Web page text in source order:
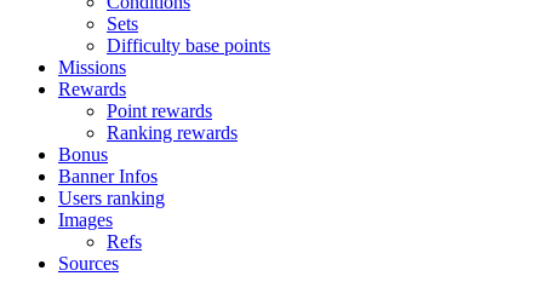
Sets
Difficulty base points
Missions
Rewards
Point rewards
Ranking rewards
Bonus
Banner Infos
Users ranking
Images
Refs
Sources